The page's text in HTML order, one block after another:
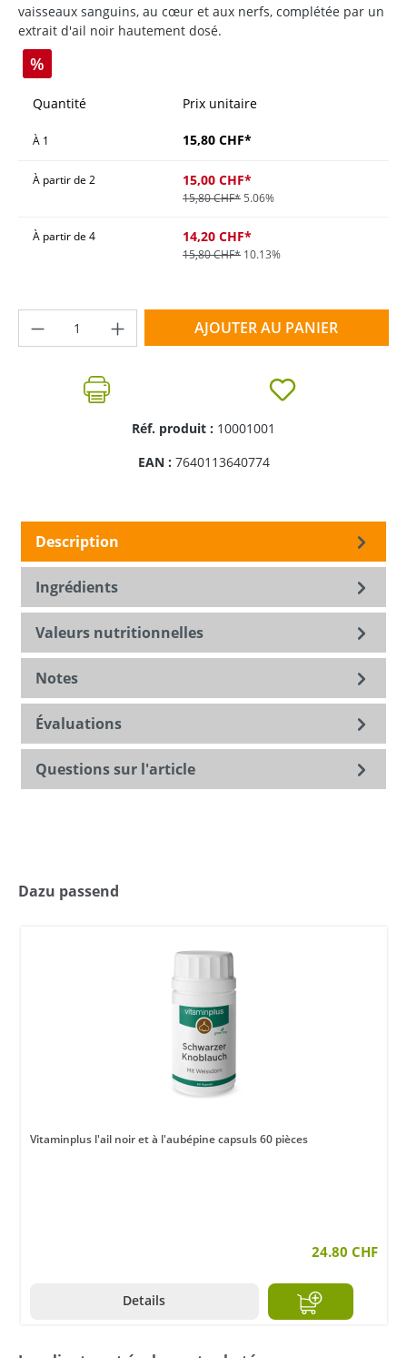
vaisseaux sanguins, au cœur et aux nerfs, complétée par un
extrait d'ail noir hautement dosé.
%
Quantité Prix unitaire
À 1 15,80 CHF*
À partir de 2 15,00 CHF*
15,80 CHF* 5.06%
À partir de 4 14,20 CHF*
15,80 CHF* 10.13%
Quantité de produit : Entrez la
AJOUTER AU PANIER
Réf. produit : 10001001
EAN : 7640113640774
Description
Ingrédients
Valeurs nutritionnelles
Notes
Évaluations
Questions sur l'article
Dazu passend
Vitaminplus l'ail noir et à l'aubépine capsuls 60 pièces
24.80 CHF
Details